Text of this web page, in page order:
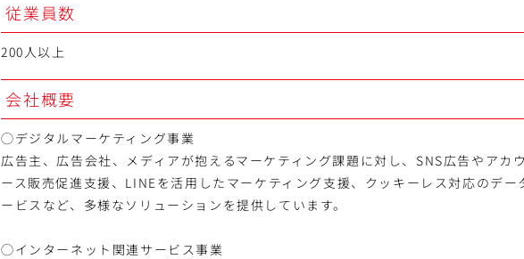
従業員数
200人以上
会社概要
◯デジタルマーケティング事業
広告主、広告会社、メディアが抱えるマーケティング課題に対し、SNS広告やアカ
ース販売促進支援、LINEを活用したマーケティング支援、クッキーレス対応のデー
ービスなど、多様なソリューションを提供しています。
◯インターネット関連サービス事業